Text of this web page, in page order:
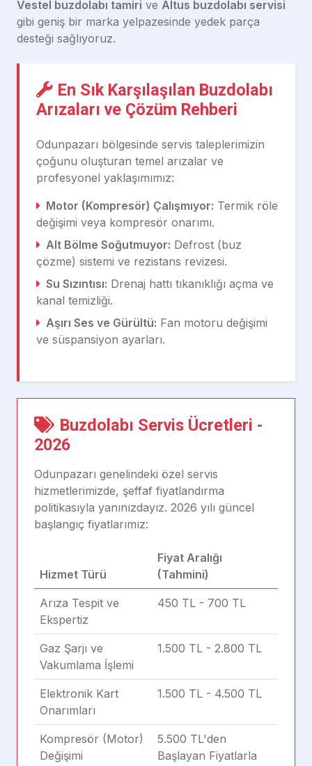
Vestel buzdolabı tamiri ve Altus buzdolabı servisi
gibi geniş bir marka yelpazesinde yedek parça
desteği sağlıyoruz.
En Sık Karşılaşılan Buzdolabı
Arızaları ve Çözüm Rehberi
Odunpazarı bölgesinde servis taleplerimizin
çoğunu oluşturan temel arızalar ve
profesyonel yaklaşımımız:
Motor (Kompresör) Çalışmıyor: Termik röle
değişimi veya kompresör onarımı.
Alt Bölme Soğutmuyor: Defrost (buz
çözme) sistemi ve rezistans revizesi.
Su Sızıntısı: Drenaj hattı tıkanıklığı açma ve
kanal temizliği.
Aşırı Ses ve Gürültü: Fan motoru değişimi
ve süspansiyon ayarları.
Buzdolabı Servis Ücretleri -
2026
Odunpazarı genelindeki özel servis
hizmetlerimizde, şeffaf fiyatlandırma
politikasıyla yanınızdayız. 2026 yılı güncel
başlangıç fiyatlarımız:
Hizmet Türü
Fiyat Aralığı
(Tahmini)
Arıza Tespit ve
Ekspertiz
450 TL - 700 TL
Gaz Şarjı ve
Vakumlama İşlemi
1.500 TL - 2.800 TL
Elektronik Kart
Onarımları
1.500 TL - 4.500 TL
Kompresör (Motor)
Değişimi
5.500 TL'den
Başlayan Fiyatlarla